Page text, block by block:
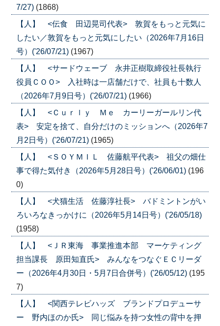
7/27) (1868)
【人】 <伝食 田辺晃司代表> 敦賀をもっと元気に
したい／敦賀をもっと元気にしたい（2026年7月16日
号）('26/07/21) (1967)
【人】 <サードウェーブ 永井正樹取締役社長執行
役員ＣＯＯ> 入社時は一店舗だけで、社員も十数人
（2026年7月9日号）('26/07/21) (1966)
【人】 <Ｃｕｒｌｙ Ｍｅ カーリーガールリン代
表> 安定を捨て、自分だけのミッションへ（2026年7
月2日号）('26/07/21) (1965)
【人】 <ＳＯＹＭＩＬ 佐藤航平代表> 祖父の畑仕
事で得た気付き（2026年5月28日号）('26/06/01) (196
0)
【人】 <犬猫生活 佐藤淳社長> バドミントンがい
ろいろなきっかけに（2026年5月14日号）('26/05/18)
(1958)
【人】 <ＪＲ東海 事業推進本部 マーケティング
担当課長 原田知直氏> みんなをつなぐＥＣリーダ
ー（2026年4月30日・5月7日合併号）('26/05/12) (195
7)
【人】 <関西テレビハッズ ブランドプロデューサ
ー 野内ほのか氏> 同じ悩みを持つ女性の背中を押